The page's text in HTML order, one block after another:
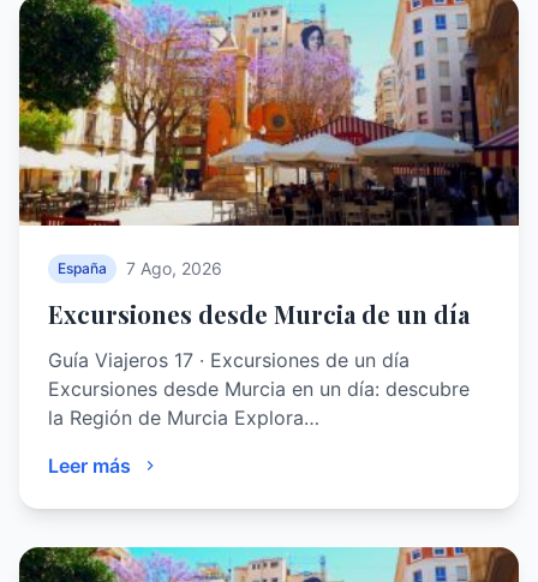
España 7 Ago, 2026
Excursiones desde Murcia de un día
Guía Viajeros 17 · Excursiones de un día
Excursiones desde Murcia en un día: descubre
la Región de Murcia Explora…
Leer más